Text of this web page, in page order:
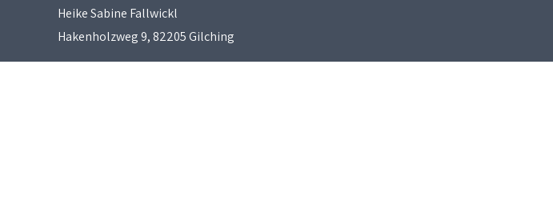
Heike Sabine Fallwickl
Hakenholzweg 9, 82205 Gilching